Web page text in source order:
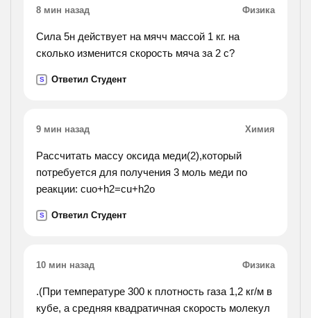
8 мин назад Физика
Сила 5н действует на мячч массой 1 кг. на
сколько изменится скорость мяча за 2 с?
S Ответил Студент
9 мин назад Химия
Рассчитать массу оксида меди(2),который
потребуется для получения 3 моль меди по
реакции: cuo+h2=cu+h2o
S Ответил Студент
10 мин назад Физика
.(При температуре 300 к плотность газа 1,2 кг/м в
кубе, а средняя квадратичная скорость молекул